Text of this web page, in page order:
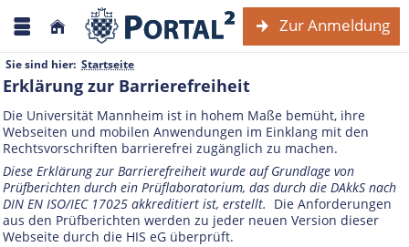
Zur Anmeldung
Sie sind hier: Startseite
Erklärung zur Barrierefreiheit
Die Universität Mannheim ist in hohem Maße bemüht, ihre
Webseiten und mobilen Anwendungen im Einklang mit den
Rechtsvorschriften barrierefrei zugänglich zu machen.
Diese Erklärung zur Barrierefreiheit wurde auf Grundlage von
Prüfberichten durch ein Prüflaboratorium, das durch die DAkkS nach
DIN EN ISO/IEC 17025 akkreditiert ist, erstellt. Die Anforderungen
aus den Prüfberichten werden zu jeder neuen Version dieser
Webseite durch die HIS eG überprüft.